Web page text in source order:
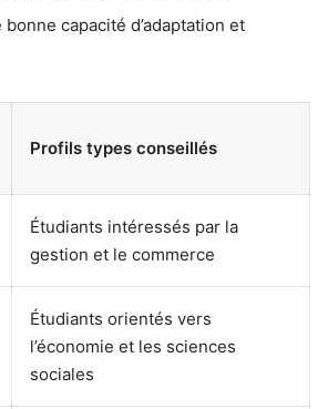
bonne capacité d’adaptation et
Profils types conseillés
Étudiants intéressés par la
gestion et le commerce
Étudiants orientés vers
l’économie et les sciences
sociales